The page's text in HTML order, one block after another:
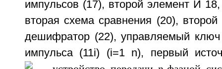
импульсов (17), второй элемент И 18,
вторая схема сравнения (20), второй
дешифратор (22), управляемый
импульса (11i) (i=1n), первый